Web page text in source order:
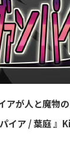
アが人と魔物
イア /葉庭』